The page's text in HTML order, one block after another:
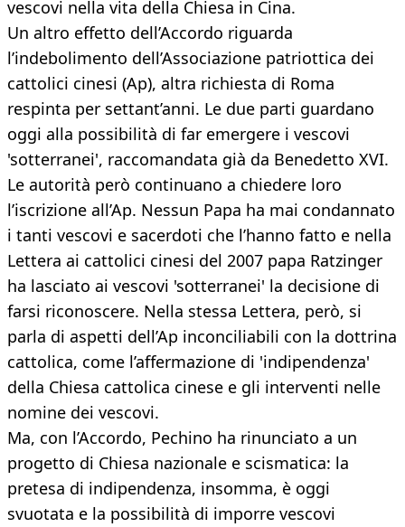
vescovi nella vita della Chiesa in Cina.
Un altro effetto dell’Accordo riguarda
l’indebolimento dell’Associazione patriottica dei
cattolici cinesi (Ap), altra richiesta di Roma
respinta per settant’anni. Le due parti guardano
oggi alla possibilità di far emergere i vescovi
'sotterranei', raccomandata già da Benedetto XVI.
Le autorità però continuano a chiedere loro
l’iscrizione all’Ap. Nessun Papa ha mai condannato
i tanti vescovi e sacerdoti che l’hanno fatto e nella
Lettera ai cattolici cinesi del 2007 papa Ratzinger
ha lasciato ai vescovi 'sotterranei' la decisione di
farsi riconoscere. Nella stessa Lettera, però, si
parla di aspetti dell’Ap inconciliabili con la dottrina
cattolica, come l’affermazione di 'indipendenza'
della Chiesa cattolica cinese e gli interventi nelle
nomine dei vescovi.
Ma, con l’Accordo, Pechino ha rinunciato a un
progetto di Chiesa nazionale e scismatica: la
pretesa di indipendenza, insomma, è oggi
svuotata e la possibilità di imporre vescovi